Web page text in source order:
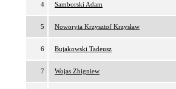
4 Samborski Adam
5 Noworyta Krzysztof Krzysław
6 Bujakowski Tadeusz
7 Wojas Zbigniew